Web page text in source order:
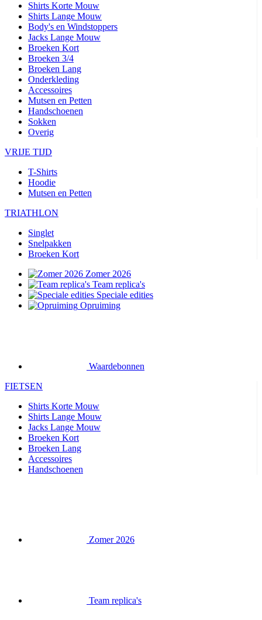
Shirts Korte Mouw
Shirts Lange Mouw
Body's en Windstoppers
Jacks Lange Mouw
Broeken Kort
Broeken 3/4
Broeken Lang
Onderkleding
Accessoires
Mutsen en Petten
Handschoenen
Sokken
Overig
VRIJE TIJD
T-Shirts
Hoodie
Mutsen en Petten
TRIATHLON
Singlet
Snelpakken
Broeken Kort
Zomer 2026
Team replica's
Speciale edities
Opruiming
Shirts Lange Mouw
Broeken Kort
Accessoires
Handschoenen